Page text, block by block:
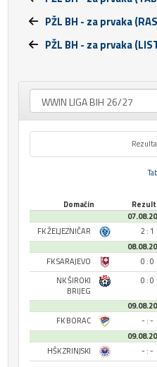
PŽL BH - za prvaka
PŽL BH - za prvaka
Domaćin
FK ŽELJEZNIČAR
2 : 1
FK SARAJEVO
0 : 0
NK ŠIROKI
BRIJEG
0 : 0
FK BORAC
- : -
HŠK ZRINJSKI
- : -